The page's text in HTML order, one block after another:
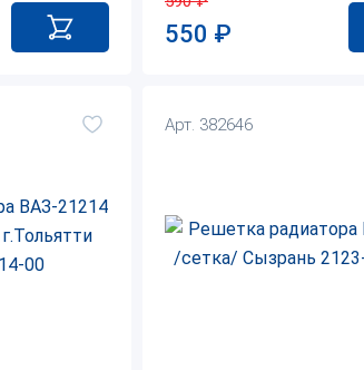
550 ₽
Арт. 382646